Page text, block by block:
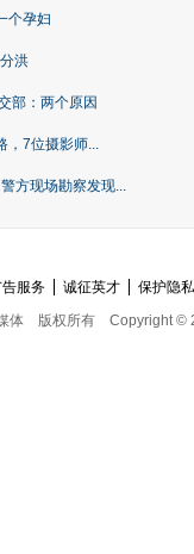
个孕妇
洪
部：两个原因
，7位摄影师...
方现场勘察发现...
告服务 诚征英才
保护隐
体
版权所有 Copyright ©